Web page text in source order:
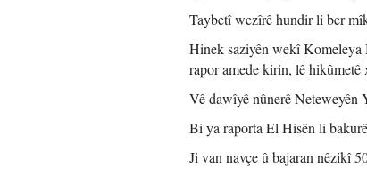
Taybetî wezîrê hundir li ber
Hinek saziyên wekî
rapor amede kirin, lê
Vê dawîyê nûnerê
Bi ya raporta El Hisên li
Ji van navçe û bajaran nêzikî